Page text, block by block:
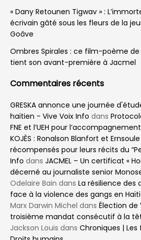
« Dany Retounen Tigwav » :
écrivain gâté sous les fleurs de la
Goâve
Ombres Spirales : ce film-poème
tient son avant-première à Jacmel
Commentaires récents
GRESKA annonce une journée
haïtien - Vive Voix Info dans
FNE et l’UEH pour
KOJÈS : Ronalson Blanfort et
récompensés pour leurs récits du
Info dans JACMEL – Un certificat «
décerné au journaliste senior
Odelaire Bain dans La résilience des
face à la violence des gangs en Haïti
Marx Darwin Michel dans Élection de
troisième mandat consécutif à la
Jackson Louis dans Chroniques |